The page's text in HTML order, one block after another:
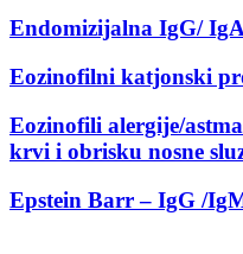
Endomizijalna IgG/
Eozinofilni katjonski
Eozinofili alergije/
krvi i obrisku nosne
Epstein Barr – IgG /